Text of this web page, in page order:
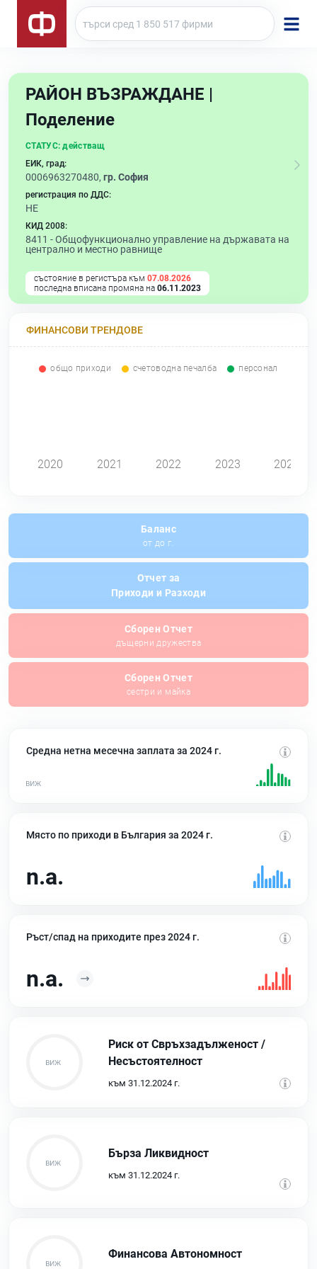
РАЙОН ВЪЗРАЖДАНЕ |
Поделение
СТАТУС: действащ
ЕИК, град:
0006963270480, гр. София
регистрация по ДДС:
НЕ
КИД 2008:
8411 -Общофункционално управление на държавата на
централно и местно равнище
състояние в регистъра към 07.08.2026
последна вписана промяна на 06.11.2023
ФИНАНСОВИ ТРЕНДОВЕ
общо приходи счетоводна печалба персонал
2020 2021 2022 2023 2024
Баланс
от до г.
Отчет за
Приходи и Разходи
Сборен Отчет
дъщерни дружества
Сборен Отчет
сестри и майка
Средна нетна месечна заплата за 2024 г.
Място по приходи в България за 2024 г.
n.a.
Ръст/спад на приходите през 2024 г.
n.a.
Риск от Свръхзадълженост /
Несъстоятелност
към 31.12.2024 г.
Бърза Ликвидност
към 31.12.2024 г.
Финансова Автономност